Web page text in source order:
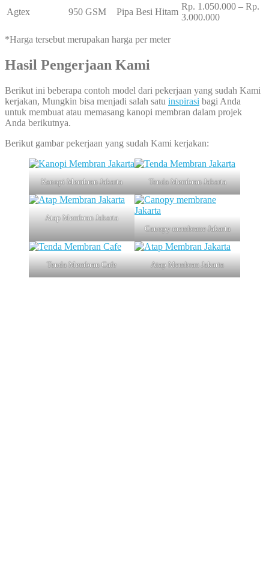
Agtex
950 GSM Pipa Besi Hitam
Rp. 1.050.000 – Rp.
3.000.000
*Harga tersebut merupakan harga per meter
Hasil Pengerjaan Kami
Berikut ini beberapa contoh model dari pekerjaan yang sudah Kami
kerjakan, Mungkin bisa menjadi salah satu inspirasi bagi Anda
untuk membuat atau memasang kanopi membran dalam projek
Anda berikutnya.
Berikut gambar pekerjaan yang sudah Kami kerjakan:
Kanopi Membran Jakarta Tenda Membran Jakarta
Atap Membran Jakarta
Canopy membrane Jakarta
Tenda Membran Cafe Atap Membran Jakarta